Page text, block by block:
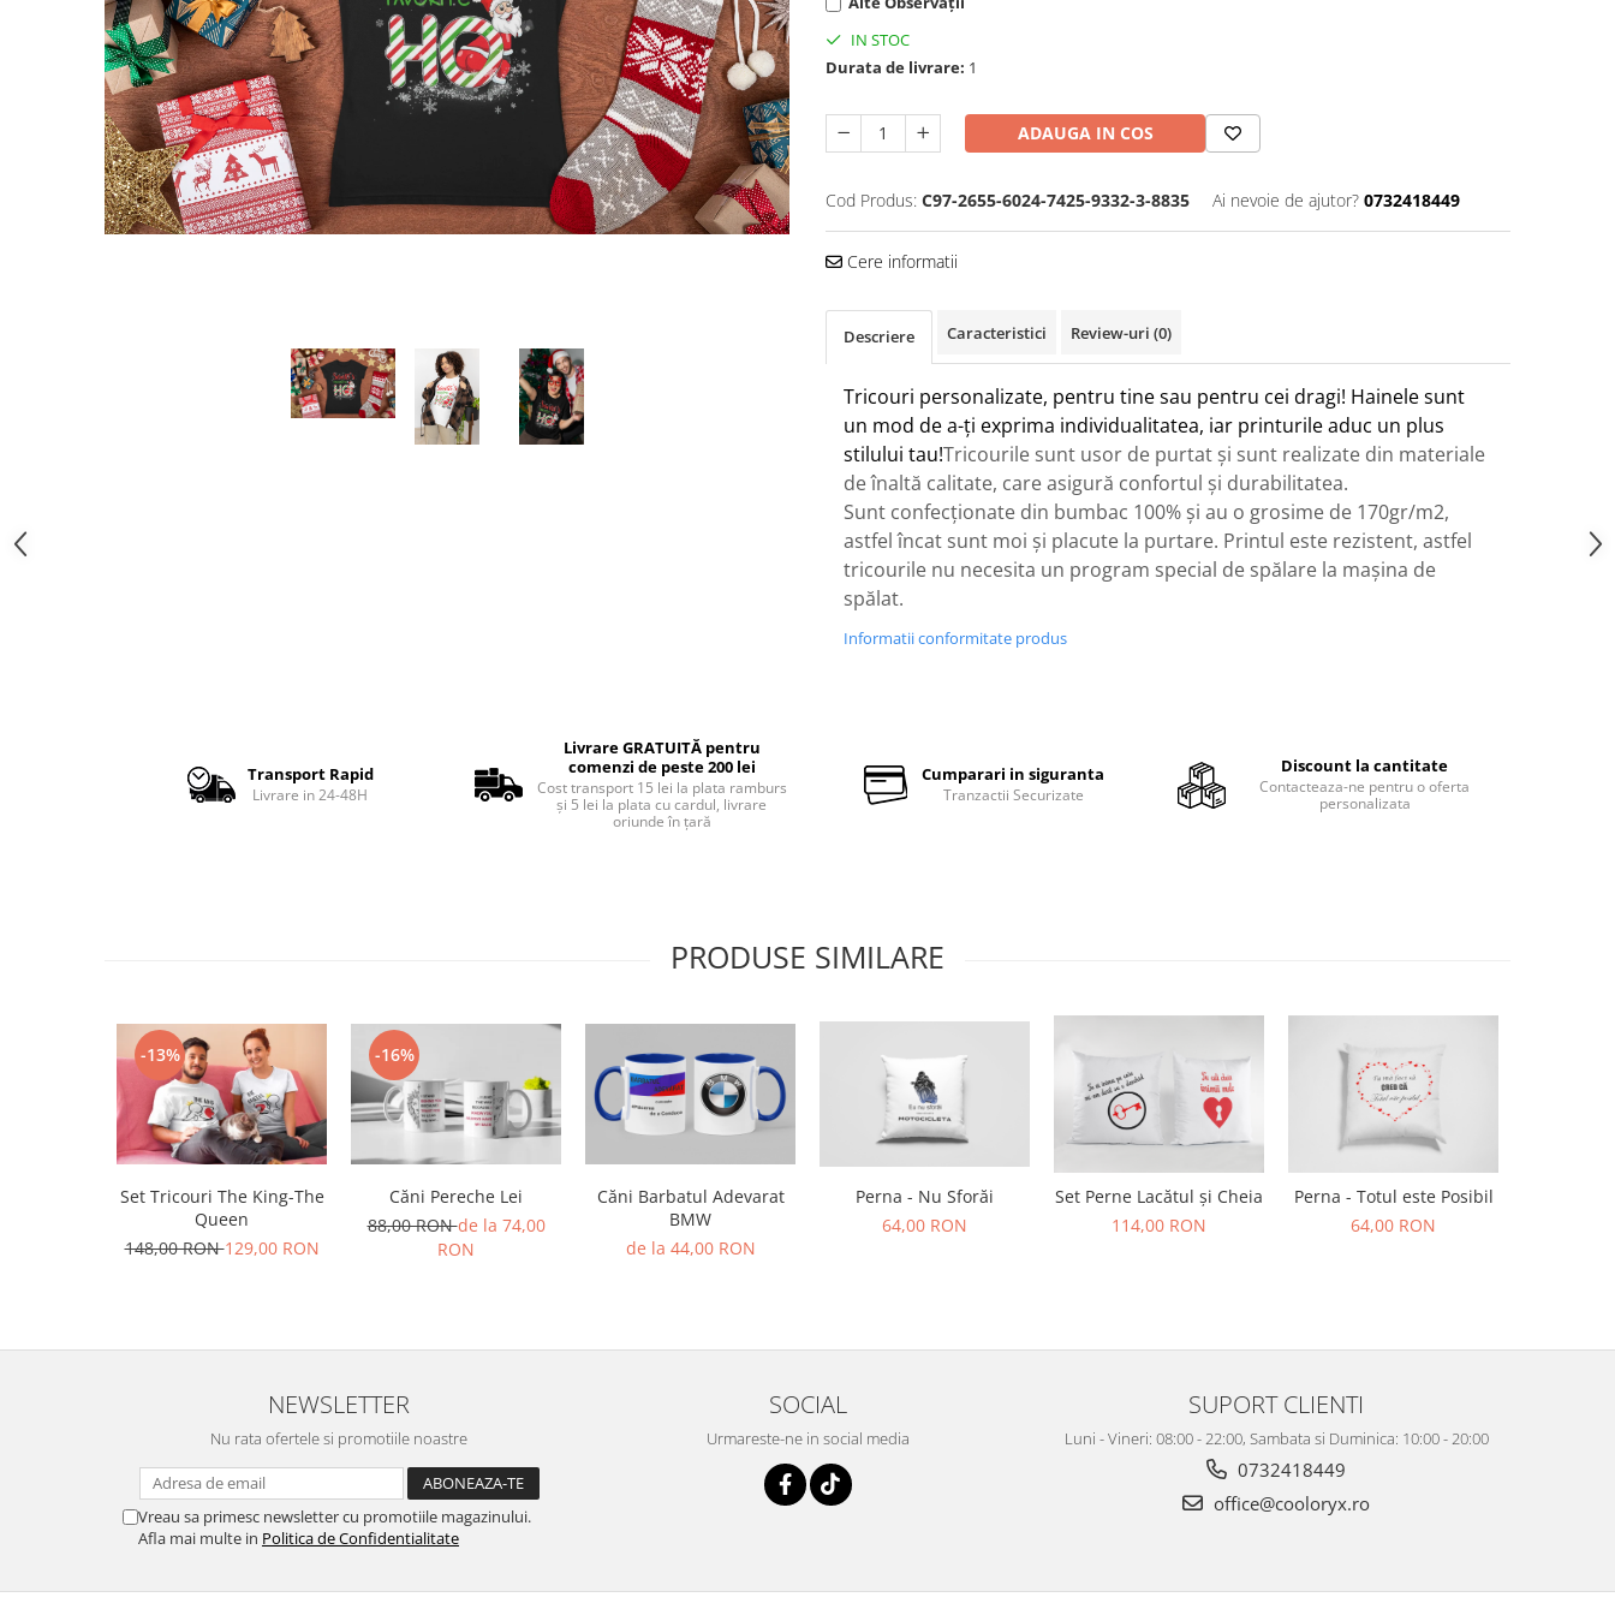
IN STOC
Durata de livrare: 1
ADAUGA IN COS
Cod Produs: C97-2655-6024-7425-9332-3-8835 Ai nevoie de ajutor? 0732418449
Cere informatii
Descriere Caracteristici Review-uri (0)
Tricouri personalizate, pentru tine sau pentru cei dragi! Hainele sunt
un mod de a-ți exprima individualitatea, iar printurile aduc un plus
stilului tau!Tricourile sunt usor de purtat și sunt realizate din materiale
de înaltă calitate, care asigură confortul și durabilitatea.
Sunt confecționate din bumbac 100% și au o grosime de 170gr/m2,
astfel încat sunt moi și placute la purtare. Printul este rezistent, astfel
tricourile nu necesita un program special de spălare la mașina de
spălat.
Informatii conformitate produs
Transport Rapid
Livrare in 24-48H
Livrare GRATUITĂ pentru
comenzi de peste 200 lei
Cost transport 15 lei la plata ramburs
și 5 lei la plata cu cardul, livrare
oriunde în țară
Cumparari in siguranta
Tranzactii Securizate
Discount la cantitate
Contacteaza-ne pentru o oferta
personalizata
PRODUSE SIMILARE
-13%
Set Tricouri The King-The
Queen
148,00 RON129,00 RON
-16%
Căni Pereche Lei
88,00 RONde la 74,00
RON
Căni Barbatul Adevarat
BMW
de la 44,00 RON
Perna - Nu Sforăi
64,00 RON
Set Perne Lacătul și Cheia
114,00 RON
Perna - Totul este Posibil
64,00 RON
NEWSLETTER
Nu rata ofertele si promotiile noastre
Vreau sa primesc newsletter cu promotiile magazinului.
Afla mai multe in Politica de Confidentialitate
SOCIAL
Urmareste-ne in social media
SUPORT CLIENTI
Luni - Vineri: 08:00 - 22:00, Sambata si Duminica: 10:00 - 20:00
0732418449
office@cooloryx.ro